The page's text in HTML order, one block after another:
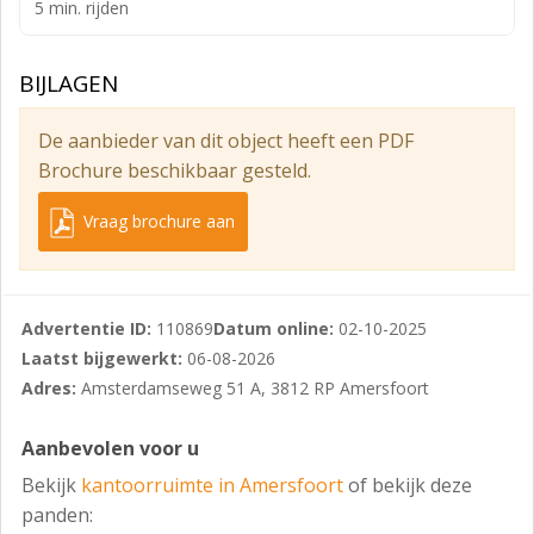
Reistijd vanaf rijksweg A1 (Amsterdam-Amersfoort-
Enschede): ca. 5 autominuten;
Reistijd vanaf rijksweg A28 (Utrecht-Amersfoort-
Zwolle): ca. 8 autominuten;
Reistijd vanaf stadscentrum: ca. 6 autominuten;
Reistijd vanaf CS Amersfoort: ca. 8 autominuten.
Looptijd naar CS Amersfoort: ca. 25-30 minuten.
Met het openbaar vervoer is de bereikbaarheid
loopafstand en bieden een directe verbinding met
station Amersfoort Centraal.
PARKEREN
5 min. rijden
BIJLAGEN
De aanbieder van dit object heeft een PDF
Brochure beschikbaar gesteld.
Vraag brochure aan
Advertentie ID: 110869Datum online: 02-10-2025
Laatst bijgewerkt: 06-08-2026
Adres: Amsterdamseweg 51 A, 3812 RP Amersfoort
Aanbevolen voor u
Bekijk kantoorruimte in Amersfoortof bekijk deze
panden: